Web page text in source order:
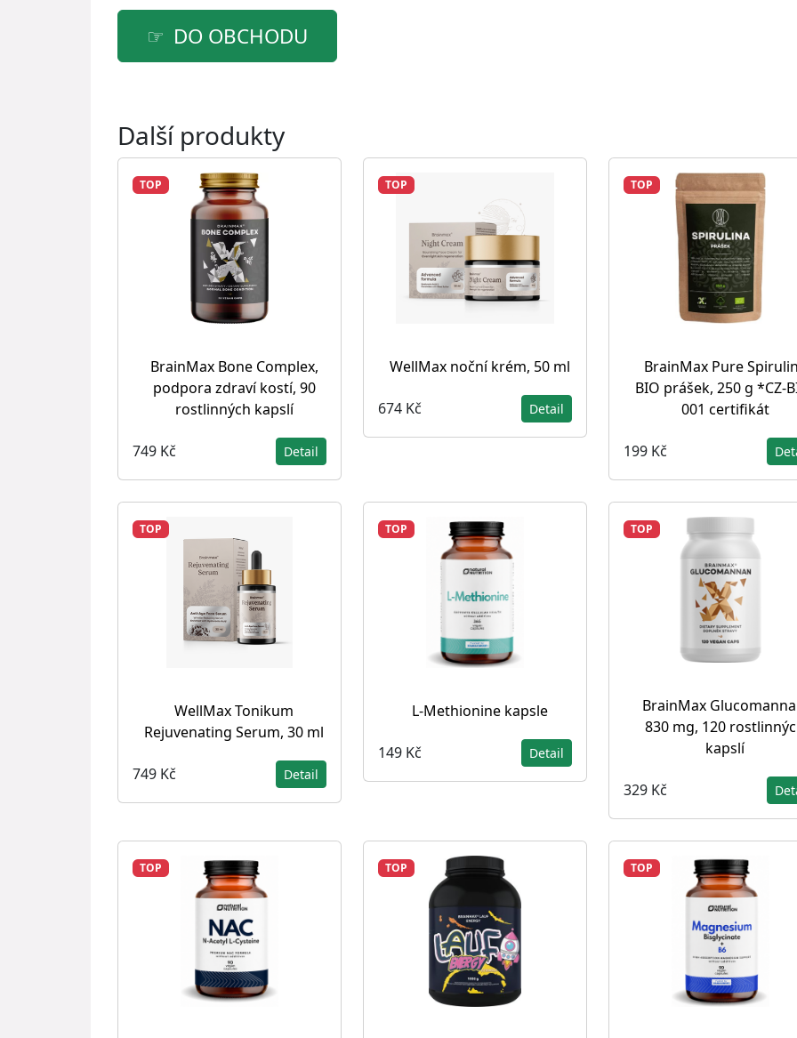
DO OBCHODU
Další produkty
TOP
BrainMax Bone Complex,
podpora zdraví kostí, 90
rostlinných kapslí
749 Kč Detail
TOP
WellMax noční krém, 50 ml
674 Kč Detail
TOP
BrainMax Pure
BIO prášek, 250 g *CZ-
001 certifikát
199 Kč
TOP
WellMax Tonikum
Rejuvenating Serum, 30 ml
749 Kč Detail
TOP
L-Methionine kapsle
149 Kč Detail
TOP
BrainMax
830 mg, 120
kapslí
329 Kč
TOP TOP TOP